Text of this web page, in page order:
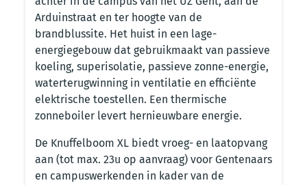
Arduinstraat en ter hoogte van de
brandblussite. Het huist in een lage-
energiegebouw dat gebruikmaakt van passieve
koeling, superisolatie, passieve zonne-energie,
waterterugwinning in ventilatie en efficiënte
elektrische toestellen. Een thermische
zonneboiler levert hernieuwbare energie.
De Knuffelboom XL biedt vroeg- en laatopvang
aan (tot max. 23u op aanvraag) voor Gentenaars
en campuswerkenden in kader van de